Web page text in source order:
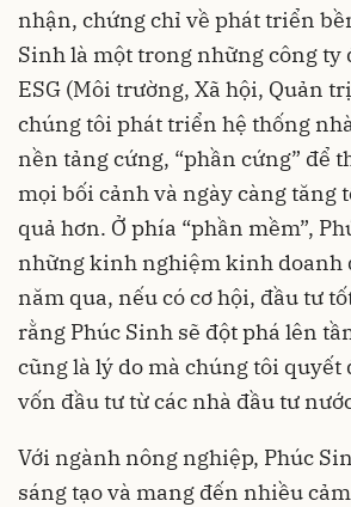
nhận, chứng chỉ về phát triển
Sinh là một trong những công ty
ESG (Môi trường, Xã hội, Quản
chúng tôi phát triển hệ thống
nền tảng cứng, “phần cứng” để
mọi bối cảnh và ngày càng tăng
quả hơn. Ở phía “phần mềm”,
những kinh nghiệm kinh doanh
năm qua, nếu có cơ hội, đầu tư
rằng Phúc Sinh sẽ đột phá lên
cũng là lý do mà chúng tôi
vốn đầu tư từ các nhà đầu tư
Với ngành nông nghiệp, Phúc
sáng tạo và mang đến nhiều